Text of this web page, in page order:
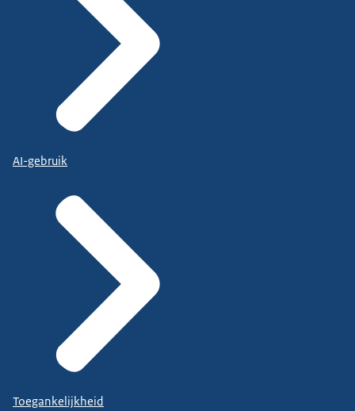
AI-gebruik
Toegankelijkheid